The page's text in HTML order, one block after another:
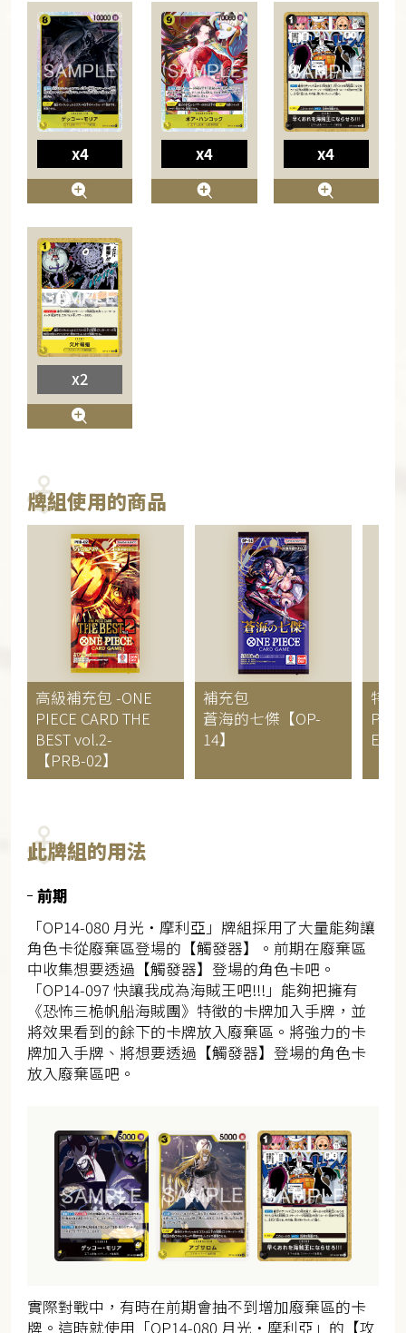
x4 x4 x4
x2
牌組使用的商品
高級補充包 -ONE
PIECE CARD THE
BEST vol.2-
【PRB-02】
補充包
蒼海的七傑【OP-
14】
特
此牌組的用法
前期
「OP14-080 月光・摩利亞」牌組採用了大量能夠讓
角色卡從廢棄區登場的【觸發器】。前期在廢棄區
中收集想要透過【觸發器】登場的角色卡吧。
「OP14-097 快讓我成為海賊王吧!!!」能夠把擁有
《恐怖三桅帆船海賊團》特徵的卡牌加入手牌，並
將效果看到的餘下的卡牌放入廢棄區。將強力的卡
牌加入手牌、將想要透過【觸發器】登場的角色卡
放入廢棄區吧。
實際對戰中，有時在前期會抽不到增加廢棄區的卡
牌。這時就使用「OP14-080 月光・摩利亞」的【攻